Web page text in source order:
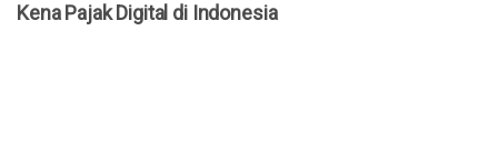
Kena Pajak Digital di Indonesia